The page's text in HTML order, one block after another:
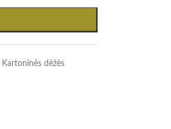
Kartoninės dėžės